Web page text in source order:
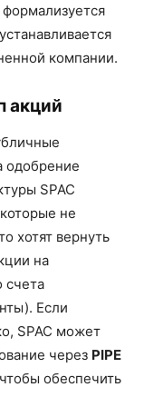
компании.
акций
одобрение
SPAC
не
хотят вернуть
на
счета
Если
SPAC может
через PIPE
обеспечить